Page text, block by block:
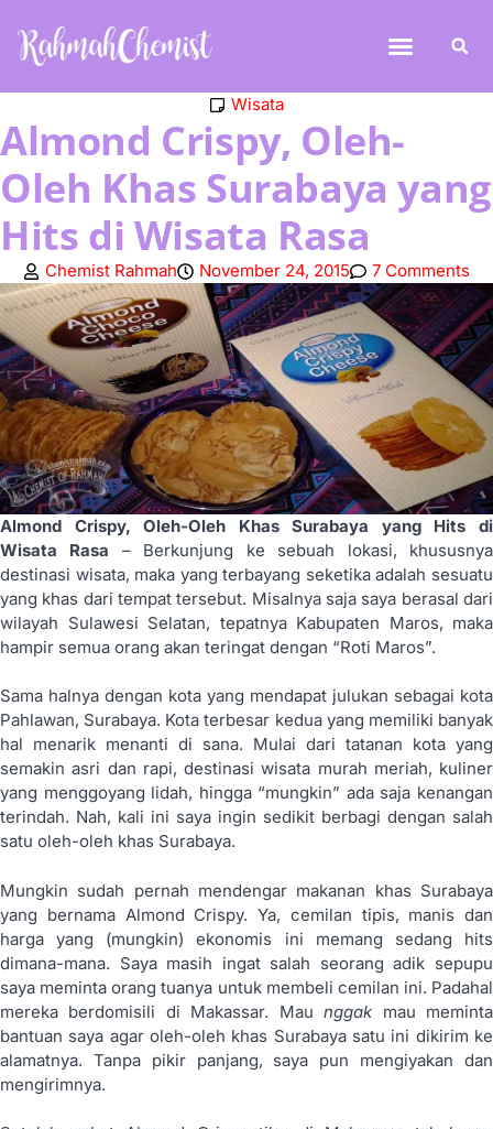
Wisata
Almond Crispy, Oleh-
Oleh Khas Surabaya yang
Hits di Wisata Rasa
Chemist Rahmah November 24, 2015 7 Comments
Almond Crispy, Oleh-Oleh Khas Surabaya yang Hits di
Wisata Rasa – Berkunjung ke sebuah lokasi, khususnya
destinasi wisata, maka yang terbayang seketika adalah sesuatu
yang khas dari tempat tersebut. Misalnya saja saya berasal dari
wilayah Sulawesi Selatan, tepatnya Kabupaten Maros, maka
hampir semua orang akan teringat dengan “Roti Maros”.
Sama halnya dengan kota yang mendapat julukan sebagai kota
Pahlawan, Surabaya. Kota terbesar kedua yang memiliki banyak
hal menarik menanti di sana. Mulai dari tatanan kota yang
semakin asri dan rapi, destinasi wisata murah meriah, kuliner
yang menggoyang lidah, hingga “mungkin” ada saja kenangan
terindah. Nah, kali ini saya ingin sedikit berbagi dengan salah
satu oleh-oleh khas Surabaya.
Mungkin sudah pernah mendengar makanan khas Surabaya
yang bernama Almond Crispy. Ya, cemilan tipis, manis dan
harga yang (mungkin) ekonomis ini memang sedang hits
dimana-mana. Saya masih ingat salah seorang adik sepupu
saya meminta orang tuanya untuk membeli cemilan ini. Padahal
mereka berdomisili di Makassar. Maunggak mau meminta
bantuan saya agar oleh-oleh khas Surabaya satu ini dikirim ke
alamatnya. Tanpa pikir panjang, saya pun mengiyakan dan
mengirimnya.